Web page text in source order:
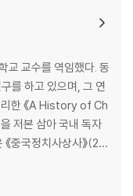
교 교수를 역임했다. 동
를 하고 있으며, 그 연
리한 《A History of Ch
저본 삼아 국내 독자
중국정치사상사》(20
생각하는 것이 좋다》
《공부란 무엇인